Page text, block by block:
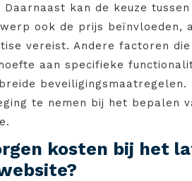
kan de keuze
ook de prijs beïnvloeden,
vereist. Andere factoren
aan specifieke
te nemen bij het bepalen
kosten bij het